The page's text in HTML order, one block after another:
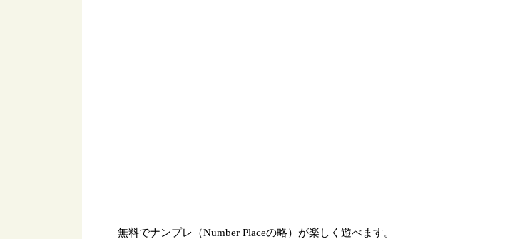
無料でナンプレ（Number Placeの略）が楽しく遊べます。